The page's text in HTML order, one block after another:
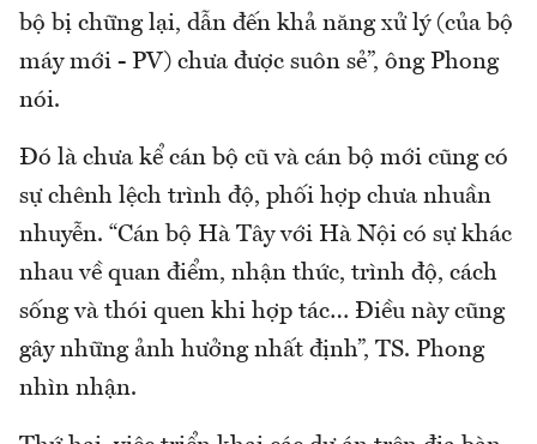
bộ bị chững lại, dẫn đến khả năng xử lý (của bộ
máy mới - PV) chưa được suôn sẻ”, ông Phong
nói.
Đó là chưa kể cán bộ cũ và cán bộ mới cũng có
sự chênh lệch trình độ, phối hợp chưa nhuần
nhuyễn. “Cán bộ Hà Tây với Hà Nội có sự khác
nhau về quan điểm, nhận thức, trình độ, cách
sống và thói quen khi hợp tác… Điều này cũng
gây những ảnh hưởng nhất định”, TS. Phong
nhìn nhận.